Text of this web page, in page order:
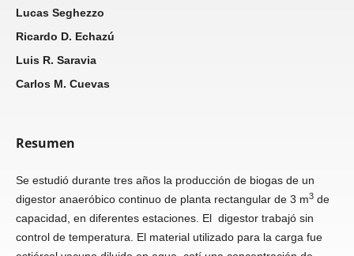
Lucas Seghezzo
Ricardo D. Echazú
Luis R. Saravia
Carlos M. Cuevas
Resumen
Se estudió durante tres años la producción de biogas de un
digestor anaeróbico continuo de planta rectangular de 3 m3de
capacidad, en diferentes estaciones. El digestor trabajó sin
control de temperatura. El material utilizado para la carga fue